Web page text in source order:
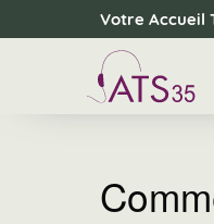
Votre Accueil
Panneau de gestion des